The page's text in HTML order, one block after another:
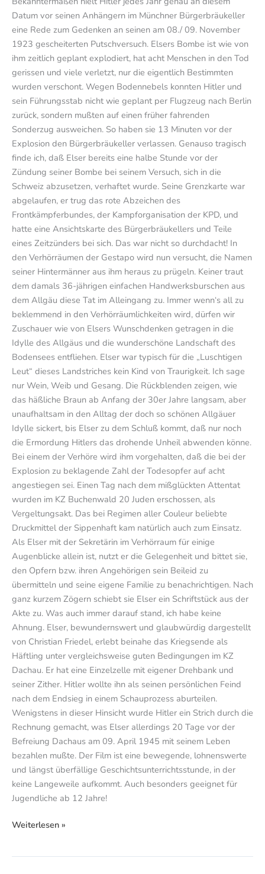
Datum vor seinen Anhängern im Münchner Bürgerbräukeller
eine Rede zum Gedenken an seinen am 08./ 09. November
1923 gescheiterten Putschversuch. Elsers Bombe ist wie von
ihm zeitlich geplant explodiert, hat acht Menschen in den Tod
gerissen und viele verletzt, nur die eigentlich Bestimmten
wurden verschont. Wegen Bodennebels konnten Hitler und
sein Führungsstab nicht wie geplant per Flugzeug nach Berlin
zurück, sondern mußten auf einen früher fahrenden
Sonderzug ausweichen. So haben sie 13 Minuten vor der
Explosion den Bürgerbräukeller verlassen. Genauso tragisch
finde ich, daß Elser bereits eine halbe Stunde vor der
Zündung seiner Bombe bei seinem Versuch, sich in die
Schweiz abzusetzen, verhaftet wurde. Seine Grenzkarte war
abgelaufen, er trug das rote Abzeichen des
Frontkämpferbundes, der Kampforganisation der KPD, und
hatte eine Ansichtskarte des Bürgerbräukellers und Teile
eines Zeitzünders bei sich. Das war nicht so durchdacht! In
den Verhörräumen der Gestapo wird nun versucht, die Namen
seiner Hintermänner aus ihm heraus zu prügeln. Keiner traut
dem damals 36-jährigen einfachen Handwerksburschen aus
dem Allgäu diese Tat im Alleingang zu. Immer wenn‘s all zu
beklemmend in den Verhörräumlichkeiten wird, dürfen wir
Zuschauer wie von Elsers Wunschdenken getragen in die
Idylle des Allgäus und die wunderschöne Landschaft des
Bodensees entfliehen. Elser war typisch für die „Luschtigen
Leut“ dieses Landstriches kein Kind von Traurigkeit. Ich sage
nur Wein, Weib und Gesang. Die Rückblenden zeigen, wie
das häßliche Braun ab Anfang der 30er Jahre langsam, aber
unaufhaltsam in den Alltag der doch so schönen Allgäuer
Idylle sickert, bis Elser zu dem Schluß kommt, daß nur noch
die Ermordung Hitlers das drohende Unheil abwenden könne.
Bei einem der Verhöre wird ihm vorgehalten, daß die bei der
Explosion zu beklagende Zahl der Todesopfer auf acht
angestiegen sei. Einen Tag nach dem mißglückten Attentat
wurden im KZ Buchenwald 20 Juden erschossen, als
Vergeltungsakt. Das bei Regimen aller Couleur beliebte
Druckmittel der Sippenhaft kam natürlich auch zum Einsatz.
Als Elser mit der Sekretärin im Verhörraum für einige
Augenblicke allein ist, nutzt er die Gelegenheit und bittet sie,
den Opfern bzw. ihren Angehörigen sein Beileid zu
übermitteln und seine eigene Familie zu benachrichtigen. Nach
ganz kurzem Zögern schiebt sie Elser ein Schriftstück aus der
Akte zu. Was auch immer darauf stand, ich habe keine
Ahnung. Elser, bewundernswert und glaubwürdig dargestellt
von Christian Friedel, erlebt beinahe das Kriegsende als
Häftling unter vergleichsweise guten Bedingungen im KZ
Dachau. Er hat eine Einzelzelle mit eigener Drehbank und
seiner Zither. Hitler wollte ihn als seinen persönlichen Feind
nach dem Endsieg in einem Schauprozess aburteilen.
Wenigstens in dieser Hinsicht wurde Hitler ein Strich durch die
Rechnung gemacht, was Elser allerdings 20 Tage vor der
Befreiung Dachaus am 09. April 1945 mit seinem Leben
bezahlen mußte. Der Film ist eine bewegende, lohnenswerte
und längst überfällige Geschichtsunterrichtsstunde, in der
keine Langeweile aufkommt. Auch besonders geeignet für
Jugendliche ab 12 Jahre!
Weiterlesen »